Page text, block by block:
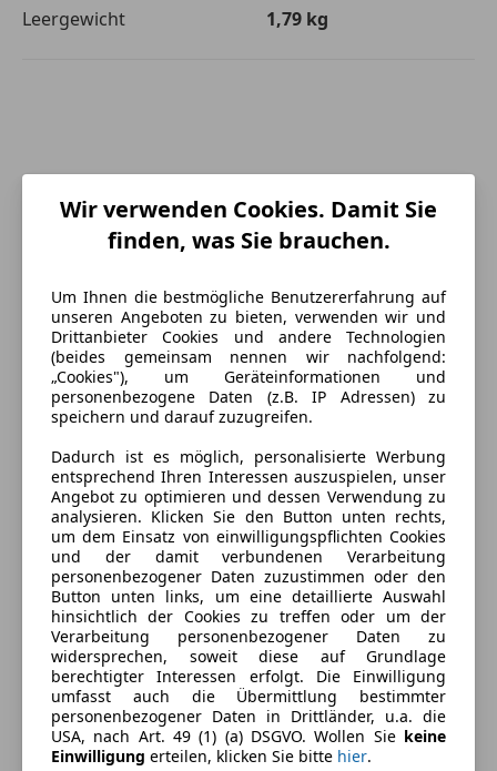
Leergewicht
1,79 kg
Kraftstoff Benzin
Ausstattung
Komfort
Armlehne
Elektrische Fensterheber
Elektrische Seitenspiegel
Elektrische Sitze
Getönte Scheiben
Mehr anzeigen
Farbe und Innenausstattung
Außenfarbe
Rot
Wir verwenden Cookies. Damit Sie
finden, was Sie brauchen.
Um Ihnen die bestmögliche Benutzererfahrung auf
unseren Angeboten zu bieten, verwenden wir und
Drittanbieter Cookies und andere Technologien
(beides gemeinsam nennen wir nachfolgend:
„Cookies"), um Geräteinformationen und
personenbezogene Daten (z.B. IP Adressen) zu
speichern und darauf zuzugreifen.
Dadurch ist es möglich, personalisierte Werbung
entsprechend Ihren Interessen auszuspielen, unser
Angebot zu optimieren und dessen Verwendung zu
analysieren. Klicken Sie den Button unten rechts,
um dem Einsatz von einwilligungspflichten Cookies
und der damit verbundenen Verarbeitung
personenbezogener Daten zuzustimmen oder den
Button unten links, um eine detaillierte Auswahl
hinsichtlich der Cookies zu treffen oder um der
Verarbeitung personenbezogener Daten zu
widersprechen, soweit diese auf Grundlage
berechtigter Interessen erfolgt. Die Einwilligung
umfasst auch die Übermittlung bestimmter
personenbezogener Daten in Drittländer, u.a. die
USA, nach Art. 49 (1) (a) DSGVO. Wollen Sie keine
Einwilligung erteilen, klicken Sie bitte hier.